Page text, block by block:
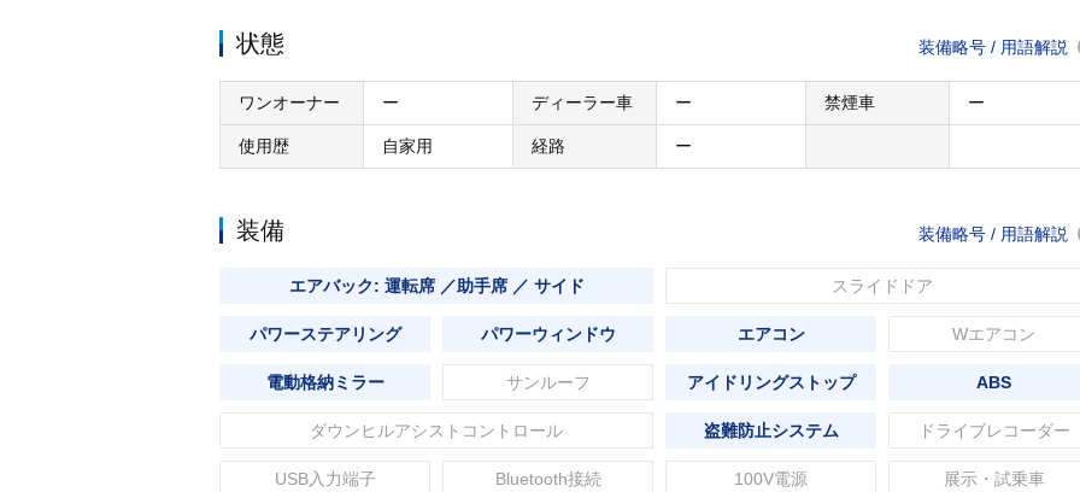
状態 装備略号 / 用語解説
ワンオーナー ー ディーラー車 ー 禁煙車 ー
使用歴 自家用 経路 ー
装備 装備略号 / 用語解説
エアバック: 運転席 ／助手席 ／ サイド スライドドア
パワーステアリング パワーウィンドウ エアコン Wエアコン
電動格納ミラー サンルーフ アイドリングストップ ABS
ダウンヒルアシストコントロール 盗難防止システム ドライブレコーダー
USB入力端子 Bluetooth接続 100V電源 展示・試乗車